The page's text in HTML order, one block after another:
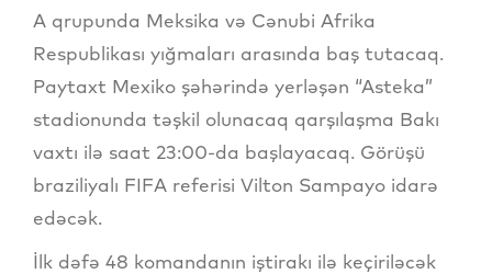
A qrupunda Meksika və Cənubi Afrika
Respublikası yığmaları arasında baş tutacaq.
Paytaxt Mexiko şəhərində yerləşən “Asteka”
stadionunda təşkil olunacaq qarşılaşma Bakı
vaxtı ilə saat 23:00-da başlayacaq. Görüşü
braziliyalı FIFA referisi Vilton Sampayo idarə
edəcək.
İlk dəfə 48 komandanın iştirakı ilə keçiriləcək